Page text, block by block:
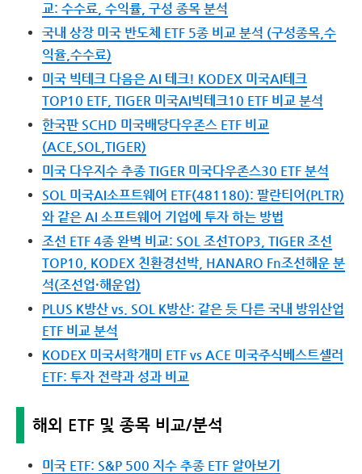
교: 수수료, 수익률, 구성 종목 분석
국내 상장 미국 반도체 ETF 5종 비교 분석 (구성종목,수
익율,수수료)
미국 빅테크 다음은 AI 테크! KODEX 미국AI테크
TOP10 ETF, TIGER 미국AI빅테크10 ETF 비교 분석
한국판 SCHD 미국배당다우존스 ETF 비교
(ACE,SOL,TIGER)
미국 다우지수 추종 TIGER 미국다우존스30 ETF 분석
SOL 미국AI소프트웨어 ETF(481180): 팔란티어(PLTR)
와 같은 AI 소프트웨어 기업에 투자 하는 방법
조선 ETF 4종 완벽 비교: SOL 조선TOP3, TIGER 조선
TOP10, KODEX 친환경선박, HANARO Fn조선해운 분
석(조선업·해운업)
PLUS K방산 vs. SOL K방산: 같은 듯 다른 국내 방위산업
ETF 비교 분석
KODEX 미국서학개미 ETF vs ACE 미국주식베스트셀러
ETF: 투자 전략과 성과 비교
해외 ETF 및 종목 비교/분석
미국 ETF: S&P 500 지수 추종 ETF 알아보기